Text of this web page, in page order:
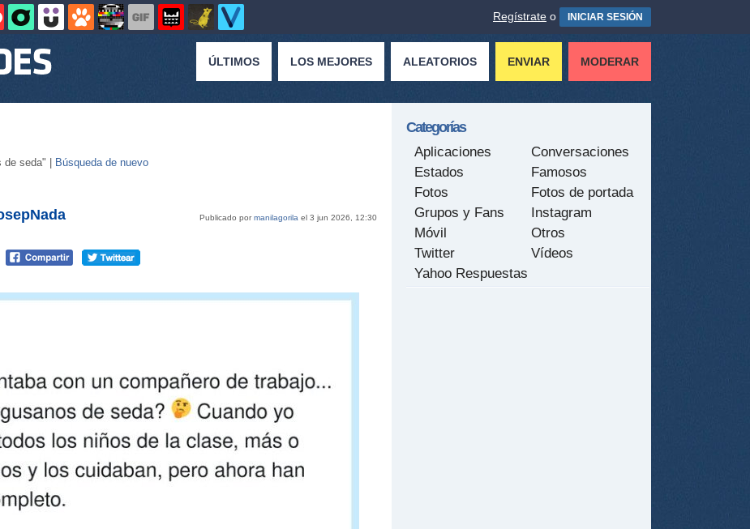
Regístrate o INICIAR SESIÓN
ÚLTIMOS LOS MEJORES ALEATORIOS ENVIAR MODERAR
seda" | Búsqueda de nuevo
Publicado pormanilagorila el 3 jun 2026, 12:30
Categorías
Aplicaciones
Conversaciones
Estados
Famosos
Fotos
Fotos de portada
Grupos y Fans
Instagram
Móvil
Otros
Twitter
Vídeos
Yahoo Respuestas